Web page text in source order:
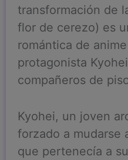
transformación de
flor de cerezo) es
romántica de
protagonista
compañeros de
Kyohei, un joven
forzado a mudarse
que pertenecía a